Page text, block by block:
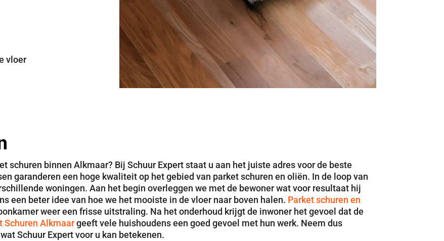
vloer
schuren binnen Alkmaar? Bij Schuur Expert staat u aan het juiste adres voor de beste
garanderen een hoge kwaliteit op het gebied van parket schuren en oliën. In de loop van
woningen. Aan het begin overleggen we met de bewoner wat voor resultaat hij
een beter idee van hoe we het mooiste in de vloer naar boven halen. Parket schuren en
weer een frisse uitstraling. Na het onderhoud krijgt de inwoner het gevoel dat de
Schuren Alkmaargeeft vele huishoudens een goed gevoel met hun werk. Neem dus
Schuur Expert voor u kan betekenen.